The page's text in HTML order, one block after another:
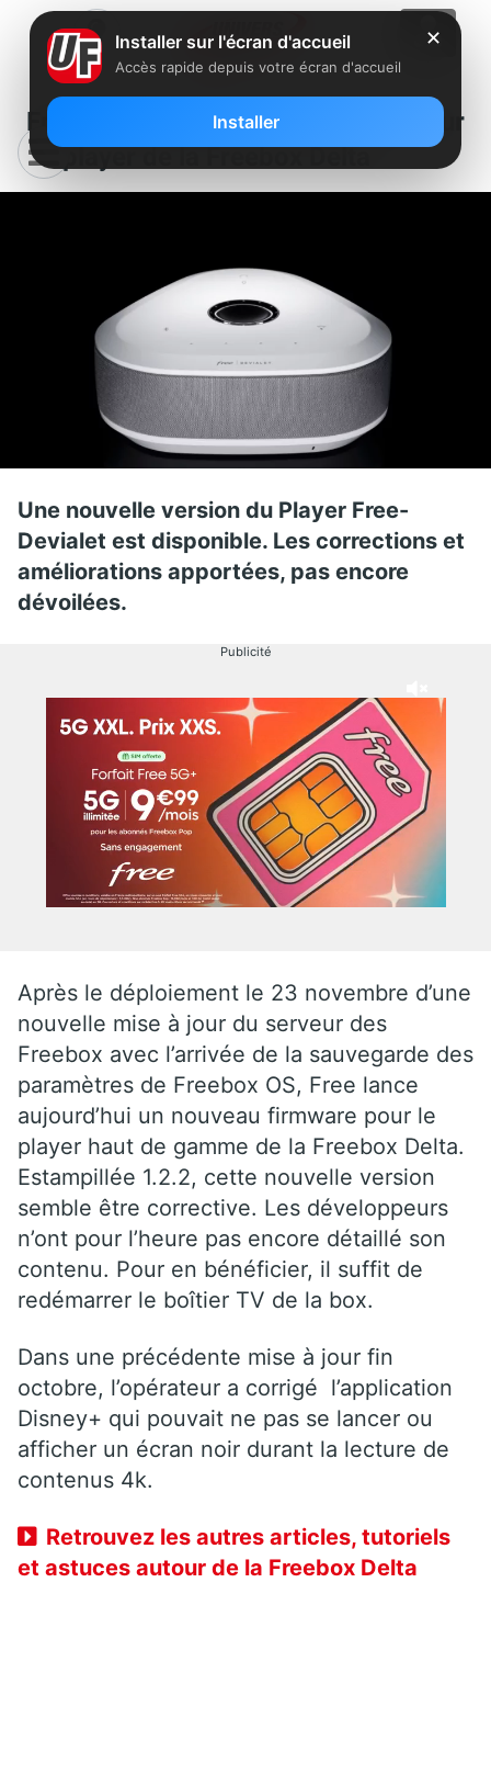
Free déploie une nouvelle mise à jour
du player de la Freebox Delta
Une nouvelle version du Player Free-
Devialet est disponible. Les corrections et
améliorations apportées, pas encore
dévoilées.
Publicité
Après le déploiement le 23 novembre d’une
nouvelle mise à jour du serveur des
Freebox avec l’arrivée de la sauvegarde des
paramètres de Freebox OS, Free lance
aujourd’hui un nouveau firmware pour le
player haut de gamme de la Freebox Delta.
Estampillée 1.2.2, cette nouvelle version
semble être corrective. Les développeurs
n’ont pour l’heure pas encore détaillé son
contenu. Pour en bénéficier, il suffit de
redémarrer le boîtier TV de la box.
Dans une précédente mise à jour fin
octobre, l’opérateur a corrigé l’application
Disney+ qui pouvait ne pas se lancer ou
afficher un écran noir durant la lecture de
contenus 4k.
Retrouvez les autres articles, tutoriels
et astuces autour de la Freebox Delta
✕
Installer sur l'écran d'accueil
Accès rapide depuis votre écran d'accueil
Installer